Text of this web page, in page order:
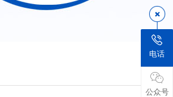
电话
公众号